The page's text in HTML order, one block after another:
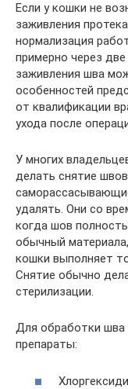
Если у кошки не
заживления
нормализация
примерно через
заживления шва
особенностей
от квалификации
ухода после
У многих
делать снятие
удалять. Они со
когда шов
обычный
кошки выполняет
Снятие обычно
стерилизации.
Для обработки шва
препараты: